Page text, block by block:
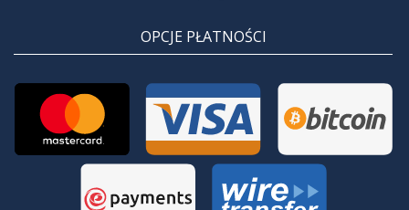
OPCJE PŁATNOŚCI